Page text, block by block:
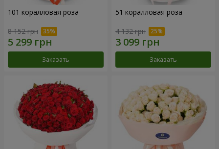
101 коралловая роза
8 152 грн
Заказать
51 коралловая роза
4 132 грн
Заказать